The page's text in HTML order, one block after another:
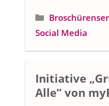
Kategorien
Social Media
Initiative
Alle“ von